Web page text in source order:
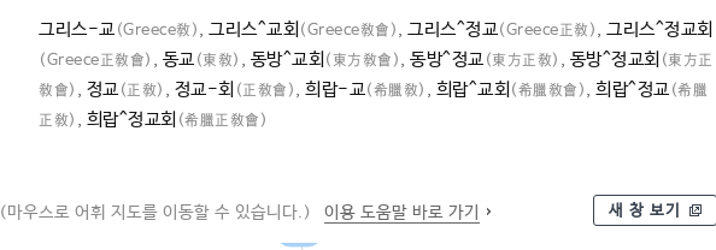
그리스-교 (Greece敎) , 그리스^교회 (Greece敎會) , 그리스^정교(Greece正敎) , 그리스^정교회
(Greece正敎會) , 동교 (東敎) , 동방^교회 (東方敎會) , 동방^정교 (東方正敎) , 동방^정교회 (東方正
敎會) , 정교 (正敎) , 정교-회 (正敎會) , 희랍-교(希臘敎) , 희랍^교회 (希臘敎會) , 희랍^정교 (希臘
正敎) , 희랍^정교회 (希臘正敎會)
(마우스로 어휘 지도를 이동할 수 있습니다.) 이용 도움말 바로 가기 새 창 보기